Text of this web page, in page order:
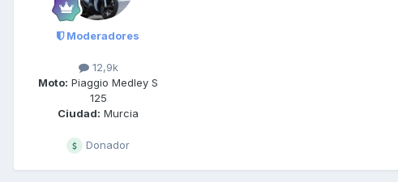
Moderadores
12,9k
Moto: Piaggio Medley S
125
Ciudad: Murcia
Donador